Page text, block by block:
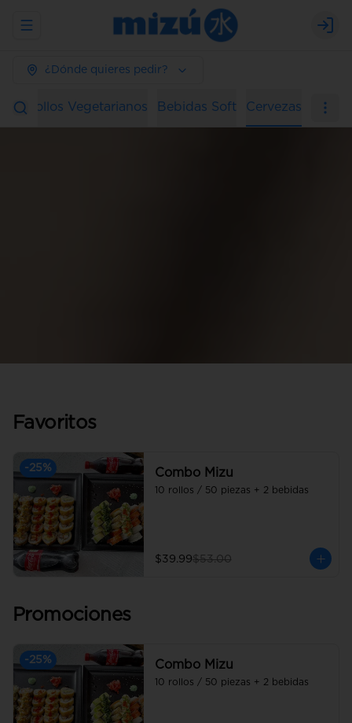
Abrir menu de navegación
¿Dónde quieres pedir?
Rollos Vegetarianos Bebidas Soft Cervezas
Favoritos
-25% Combo Mizu
10 rollos / 50 piezas + 2 bebidas
$39.99$53.00
Promociones
-25% Combo Mizu
10 rollos / 50 piezas + 2 bebidas